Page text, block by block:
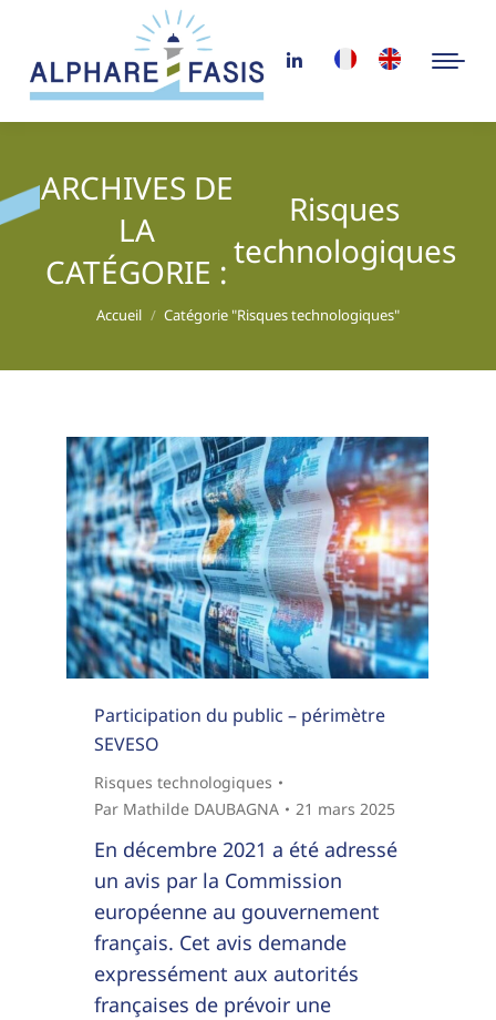
ARCHIVES DE
LA
CATÉGORIE :
Risques
technologiques
Vous êtes ici :
Accueil Catégorie "Risques technologiques"
Participation du public – périmètre
SEVESO
Risques technologiques
Par Mathilde DAUBAGNA 21 mars 2025
En décembre 2021 a été adressé
un avis par la Commission
européenne au gouvernement
français. Cet avis demande
expressément aux autorités
françaises de prévoir une